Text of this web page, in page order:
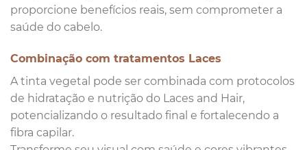
proporcione benefícios reais, sem comprometer a
saúde do cabelo.
Combinação com tratamentos Laces
A tinta vegetal pode ser combinada com protocolos
de hidratação e nutrição do Laces and Hair,
potencializando o resultado final e fortalecendo a
fibra capilar.